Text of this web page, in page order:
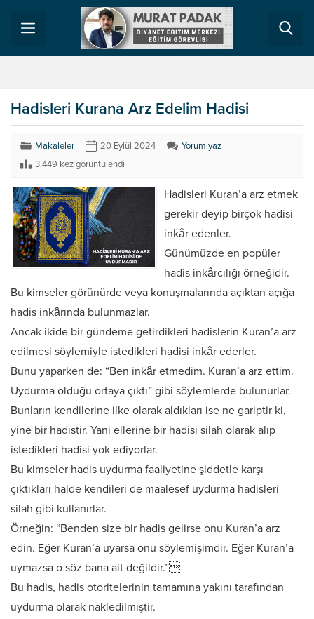
Hadisleri Kurana Arz Edelim Hadisi
Makaleler 20 Eylül 2024
Yorum yaz
3.449 kez görüntülendi
Hadisleri Kuran’a arz etmek
gerekir deyip birçok hadisi
inkâr edenler.
Günümüzde en popüler
hadis inkârcılığı örneğidir.
Bu kimseler görünürde veya konuşmalarında açıktan açığa
hadis inkârında bulunmazlar.
Ancak ikide bir gündeme getirdikleri hadislerin Kuran’a arz
edilmesi söylemiyle istedikleri hadisi inkâr ederler.
Bunu yaparken de: “Ben inkâr etmedim. Kuran’a arz ettim.
Uydurma olduğu ortaya çıktı” gibi söylemlerde bulunurlar.
Bunların kendilerine ilke olarak aldıkları ise ne gariptir ki,
yine bir hadistir. Yani ellerine bir hadisi silah olarak alıp
istedikleri hadisi yok ediyorlar.
Bu kimseler hadis uydurma faaliyetine şiddetle karşı
çıktıkları halde kendileri de maalesef uydurma hadisleri
silah gibi kullanırlar.
Örneğin: “Benden size bir hadis gelirse onu Kuran’a arz
edin. Eğer Kuran’a uyarsa onu söylemişimdir. Eğer Kuran’a
uymazsa o söz bana ait değildir.”
Bu hadis, hadis otoritelerinin tamamına yakını tarafından
uydurma olarak nakledilmiştir.